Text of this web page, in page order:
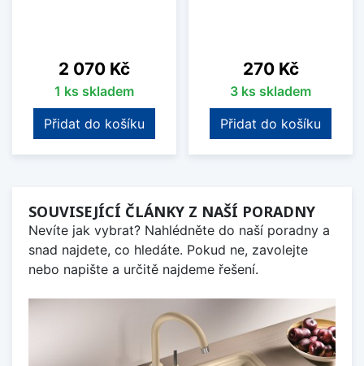
Cena
2 070 Kč
1 ks skladem
Přidat do košíku
Cena
270 Kč
3 ks skladem
Přidat do košíku
SOUVISEJÍCÍ ČLÁNKY Z NAŠÍ PORADNY
Nevíte jak vybrat? Nahlédněte do naší poradny a
snad najdete, co hledáte. Pokud ne, zavolejte
nebo napište a určitě najdeme řešení.